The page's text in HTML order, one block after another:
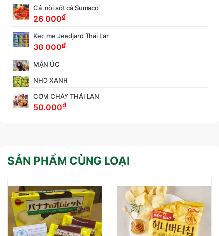
Cá mòi sốt cà Sumaco
26.000₫
Kẹo me Jeedjard Thái Lan
38.000₫
MẬN ÚC
NHO XANH
CƠM CHÁY THÁI LAN
50.000₫
SẢN PHẨM CÙNG LOẠI